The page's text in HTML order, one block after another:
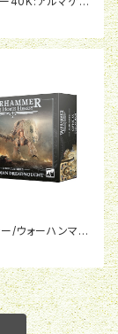
オルク
/ウォーハンマー
ストーデス：カス
レッドノート